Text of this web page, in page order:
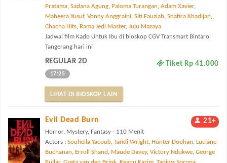
Pratama, Sadana Agung, Paloma Turangan, Adam Xavier,
Maheera Yusuf, Vonny Anggraini, Siti Fauziah, Shafira Khadijah,
Chacha Hits, Rama Jedi Master, Juju Mazaya
Jadwal film Kado Untuk Ibu di bioskop CGV Transmart Bintaro
Tangerang hari ini
REGULAR 2D Tiket Rp 41.000
17:25
LIHAT DI BIOSKOP LAIN
Evil Dead Burn 21+
Horror, Mystery, Fantasy - 110 Menit
Actors : Souheila Yacoub, Tandi Wright, Hunter Doohan, Luciane
Buchanan, Erroll Shand , Maude Davey, Victory Ndukwe, George